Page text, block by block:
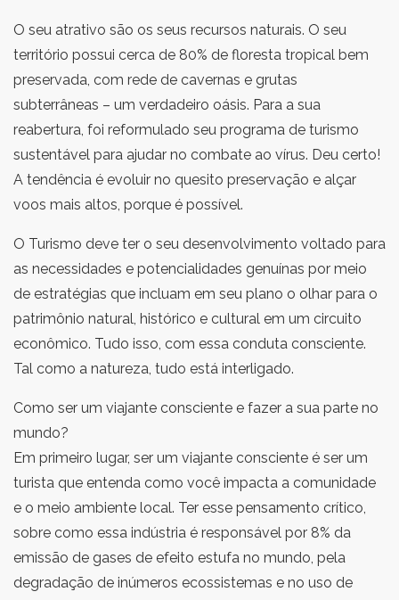
O seu atrativo são os seus recursos naturais. O seu
território possui cerca de 80% de floresta tropical bem
preservada, com rede de cavernas e grutas
subterrâneas – um verdadeiro oásis. Para a sua
reabertura, foi reformulado seu programa de turismo
sustentável para ajudar no combate ao vírus. Deu certo!
A tendência é evoluir no quesito preservação e alçar
voos mais altos, porque é possível.
O Turismo deve ter o seu desenvolvimento voltado para
as necessidades e potencialidades genuínas por meio
de estratégias que incluam em seu plano o olhar para o
patrimônio natural, histórico e cultural em um circuito
econômico. Tudo isso, com essa conduta consciente.
Tal como a natureza, tudo está interligado.
Como ser um viajante consciente e fazer a sua parte no
mundo?
Em primeiro lugar, ser um viajante consciente é ser um
turista que entenda como você impacta a comunidade
e o meio ambiente local. Ter esse pensamento crítico,
sobre como essa indústria é responsável por 8% da
emissão de gases de efeito estufa no mundo, pela
degradação de inúmeros ecossistemas e no uso de